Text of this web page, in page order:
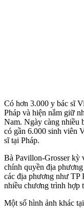
Có hơn 3.000 y bác sĩ
Pháp và hiện nắm giữ
Nam. Ngày càng nhiều
có gần 6.000 sinh viên
sĩ tại Pháp.
Bà Pavillon-Grosser kỳ
chính quyền địa
các địa phương như
nhiều chương trình hợp
Một số hình ảnh khác